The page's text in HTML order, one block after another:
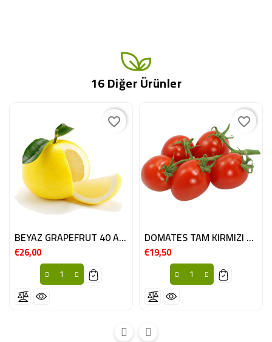
16 Diğer Ürünler
BEYAZ GRAPEFRUT 40 ADET ESP
€26,00Fiyat
favorite_border
DOMATES TAM KIRMIZI 5KG BE
€19,50Fiyat
favorite_border